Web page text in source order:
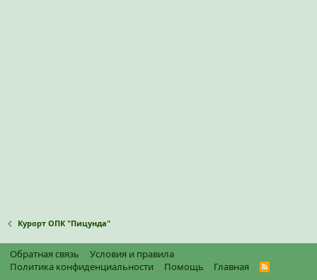
Курорт ОПК "Пицунда"
Обратная связь
Условия и правила
Политика конфиденциальности
Помощь Главная
R